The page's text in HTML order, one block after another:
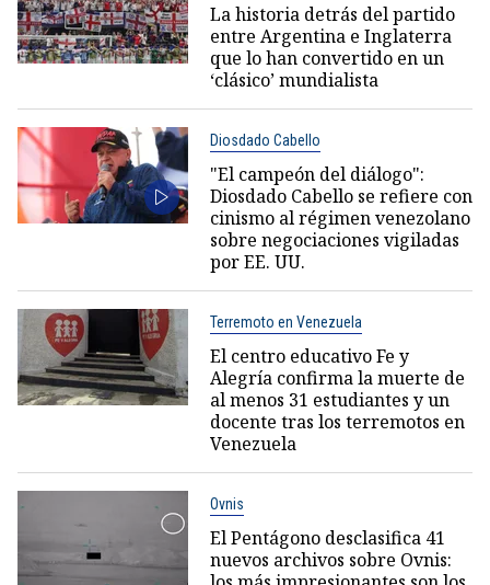
La historia detrás del partido
entre Argentina e Inglaterra
que lo han convertido en un
‘clásico’ mundialista
Diosdado Cabello
"El campeón del diálogo":
Diosdado Cabello se refiere con
cinismo al régimen venezolano
sobre negociaciones vigiladas
por EE. UU.
Terremoto en Venezuela
El centro educativo Fe y
Alegría confirma la muerte de
al menos 31 estudiantes y un
docente tras los terremotos en
Venezuela
Ovnis
El Pentágono desclasifica 41
nuevos archivos sobre Ovnis: